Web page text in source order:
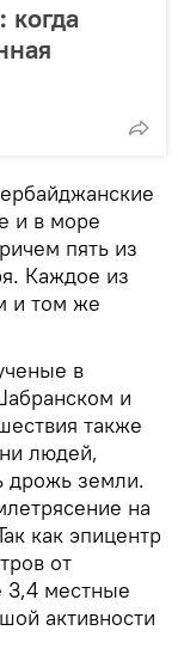
и в море
пять из
Каждое из
и том же
в
и
также
людей,
дрожь земли.
на
как эпицентр
от
3,4 местные
активности